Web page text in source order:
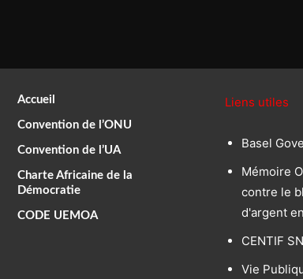
Accueil
Convention de l’ONU
Convention de l’UA
Charte Africaine de la
Démocratie
CODE UEMOA
Liens utiles
Basel
Mémoire
contre le
d'argent
CENTIF SN
Vie